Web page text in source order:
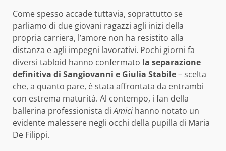
Come spesso accade tuttavia, soprattutto se
parliamo di due giovani ragazzi agli inizi della
propria carriera, l’amore non ha resistito alla
distanza e agli impegni lavorativi. Pochi giorni fa
diversi tabloid hanno confermato la separazione
definitiva di Sangiovanni e Giulia Stabile– scelta
che, a quanto pare, è stata affrontata da entrambi
con estrema maturità. Al contempo, i fan della
ballerina professionista diAmici hanno notato un
evidente malessere negli occhi della pupilla di Maria
De Filippi.